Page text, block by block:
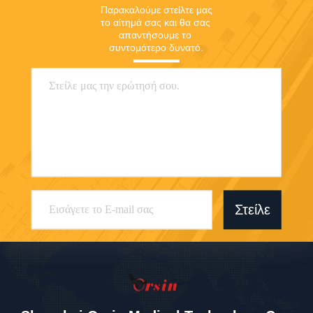
Παρακαλούμε στείλτε μας
το αίτημά σας και θα σας
απαντήσουμε το
συντομότερο δυνατό.
Στείλε